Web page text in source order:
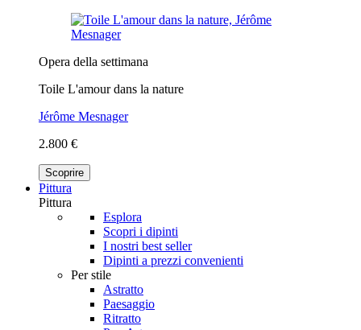
Opera della settimana
Toile L'amour dans la nature
Jérôme Mesnager
2.800 €
Scoprire
Pittura
Pittura
Esplora
Scopri i dipinti
I nostri best seller
Dipinti a prezzi convenienti
Per stile
Astratto
Paesaggio
Ritratto